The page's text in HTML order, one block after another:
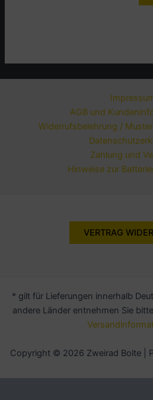
AGB und
Widerrufsbelehrung /
Zahlung und
Hinweise zur
VERTRAG
* gilt für Lieferungen innerhalb
andere Länder entnehmen Sie
Copyright © 2026 Zweirad Bolte |